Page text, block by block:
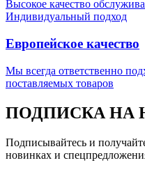
Высокое качество
Индивидуальный подход
Европейское качество
Мы всегда ответственно
поставляемых товаров
ПОДПИСКА НА
Подписывайтесь и
новинках и